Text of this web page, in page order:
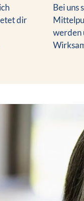
dir
Bei uns
werden